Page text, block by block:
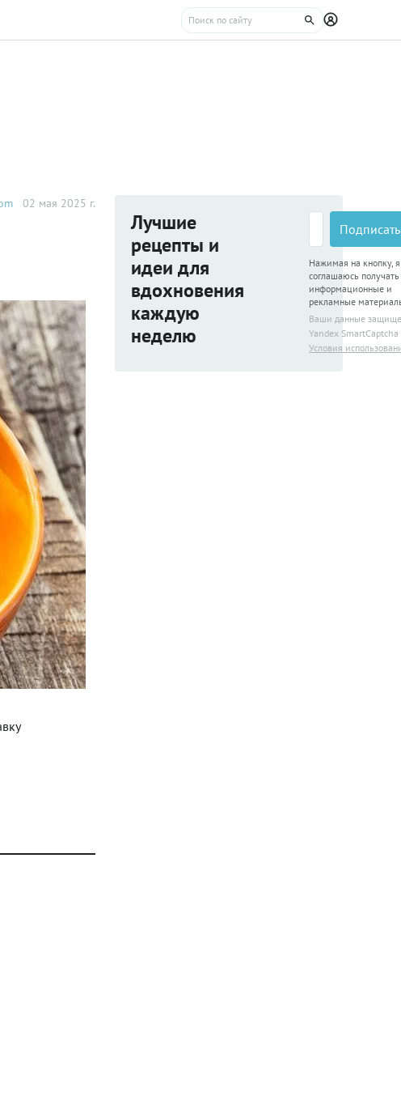
02 мая 2025 г.
Лучшие
рецепты и
идеи для
вдохновения
каждую
неделю
Нажимая на кнопку, я
соглашаюсь получать
информационные и
рекламные
Ваши данные
Yandex SmartCaptcha
Условия